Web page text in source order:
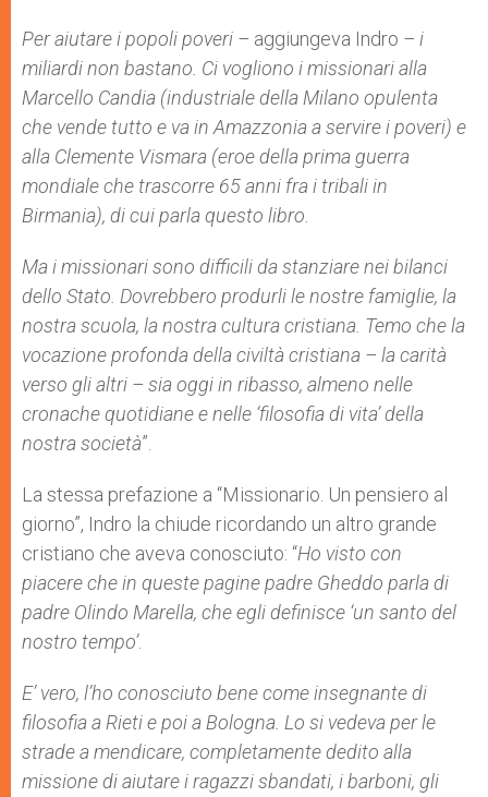
Per aiutare i popoli poveri – aggiungeva Indro – i
miliardi non bastano. Ci vogliono i missionari alla
Marcello Candia (industriale della Milano opulenta
che vende tutto e va in Amazzonia a servire i poveri) e
alla Clemente Vismara (eroe della prima guerra
mondiale che trascorre 65 anni fra i tribali in
Birmania), di cui parla questo libro.
Ma i missionari sono difficili da stanziare nei bilanci
dello Stato. Dovrebbero produrli le nostre famiglie, la
nostra scuola, la nostra cultura cristiana. Temo che la
vocazione profonda della civiltà cristiana – la carità
verso gli altri – sia oggi in ribasso, almeno nelle
cronache quotidiane e nelle ‘filosofia di vita’ della
nostra società”.
La stessa prefazione a “Missionario. Un pensiero al
giorno”, Indro la chiude ricordando un altro grande
cristiano che aveva conosciuto: “Ho visto con
piacere che in queste pagine padre Gheddo parla di
padre Olindo Marella, che egli definisce ‘un santo del
nostro tempo’.
E’ vero, l’ho conosciuto bene come insegnante di
filosofia a Rieti e poi a Bologna. Lo si vedeva per le
strade a mendicare, completamente dedito alla
missione di aiutare i ragazzi sbandati, i barboni, gli